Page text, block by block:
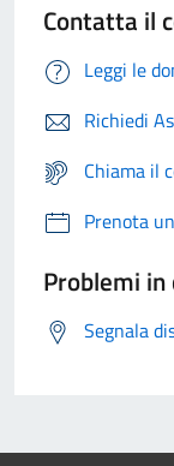
Contatta il
Leggi le
Richiedi
Chiama il
Prenota
Problemi
Segnala